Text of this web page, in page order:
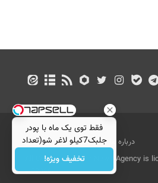
درباره ما تماس با ما
بازرگانی
All Content by Mehr News Agency is
License.
فقط توی یک ماه با پودر
جلبک7کیلو لاغر شو(تعداد
محدود)
تخفیف ویژه!